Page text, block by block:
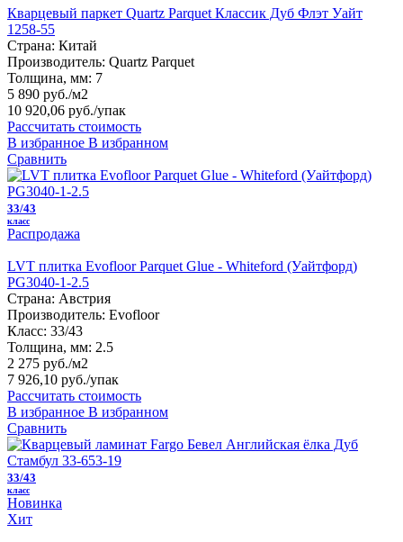
Кварцевый паркет Quartz Parquet Классик Дуб Флэт Уайт
1258-55
Страна: Китай
Производитель: Quartz Parquet
Толщина, мм: 7
5 890 руб./м2
10 920,06 руб./упак
Рассчитать стоимость
В избранное В избранном
Сравнить
33/43
класс
Распродажа
LVT плитка Evofloor Parquet Glue - Whiteford (Уайтфорд)
PG3040-1-2.5
Страна: Австрия
Производитель: Evofloor
Класс: 33/43
Толщина, мм: 2.5
2 275 руб./м2
7 926,10 руб./упак
Рассчитать стоимость
В избранное В избранном
Сравнить
33/43
класс
Новинка
Хит